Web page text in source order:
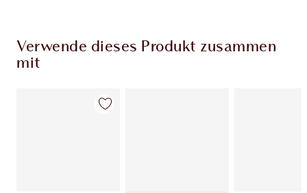
Verwende dieses Produkt zusammen
mit